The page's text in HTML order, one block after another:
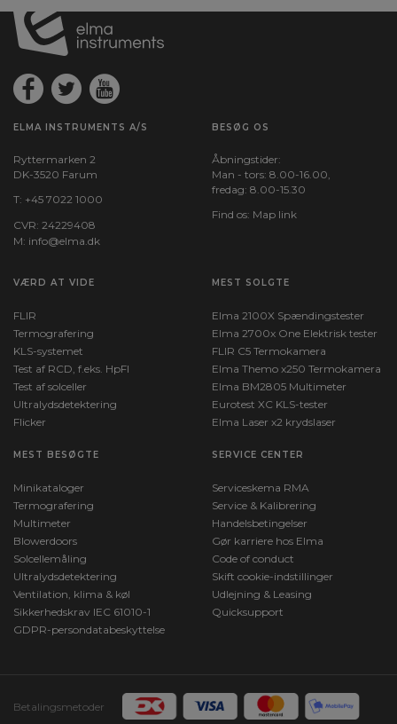
ELMA INSTRUMENTS A/S
Ryttermarken 2
DK-3520 Farum
T: +45 7022 1000
CVR: 24229408
M: info@elma.dk
BESØG OS
Åbningstider:
Man - tors: 8.00-16.00,
fredag: 8.00-15.30
Find os: Map link
VÆRD AT VIDE
FLIR
Termografering
KLS-systemet
Test af RCD, f.eks. HpFI
Test af solceller
Ultralydsdetektering
Flicker
MEST SOLGTE
Elma 2100X Spændingstester
Elma 2700x One Elektrisk tester
FLIR C5 Termokamera
Elma Themo x250 Termokamera
Elma BM2805 Multimeter
Eurotest XC KLS-tester
Elma Laser x2 krydslaser
MEST BESØGTE
Minikataloger
Termografering
Multimeter
Blowerdoors
Solcellemåling
Ultralydsdetektering
Ventilation, klima & køl
Sikkerhedskrav IEC 61010-1
GDPR-persondatabeskyttelse
SERVICE CENTER
Serviceskema RMA
Service & Kalibrering
Handelsbetingelser
Gør karriere hos Elma
Code of conduct
Skift cookie-indstillinger
Udlejning & Leasing
Quicksupport
Betalingsmetoder